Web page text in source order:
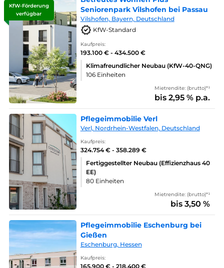
KfW-Förderung
verfügbar
Seniorenpark Vilshofen bei Passau
Vilshofen, Bayern, Deutschland
KfW-Standard
Kaufpreis:
193.100 € - 434.500 €
Klimafreundlicher Neubau (KfW-40-QNG)
106 Einheiten
Mietrendite: (brutto)*¹
bis 2,95 % p.a.
Pflegeimmobilie Verl
Verl, Nordrhein-Westfalen, Deutschland
Kaufpreis:
324.754 € - 358.289 €
Fertiggestellter Neubau (Effizienzhaus 40
EE)
80 Einheiten
Mietrendite: (brutto)*¹
bis 3,50 %
Pflegeimmobilie Eschenburg bei
Gießen
Eschenburg, Hessen
Kaufpreis:
165.900 € - 218.400 €